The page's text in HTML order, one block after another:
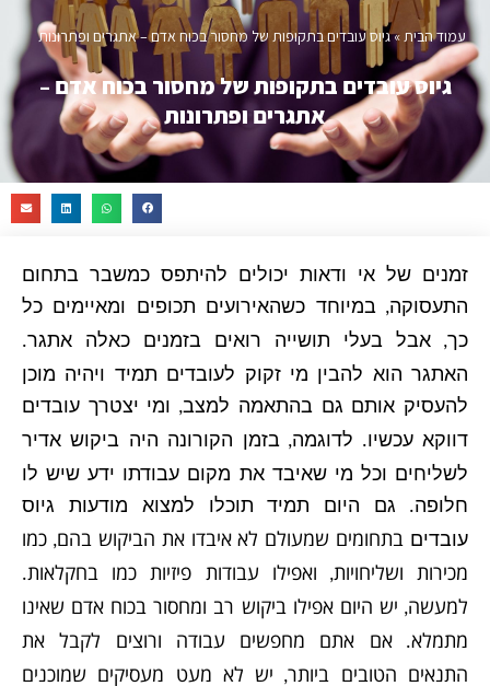
עמוד הבית»גיוס עובדים בתקופות של מחסור בכוח אדם – אתגרים ופתרונות
גיוס עובדים בתקופות של מחסור בכוח אדם –
אתגרים ופתרונות
זמנים של אי ודאות יכולים להיתפס כמשבר בתחום
התעסוקה,במיוחד כשהאירועים תכופים ומאיימים כל
כך, אבל בעלי תושייה רואים בזמנים כאלה אתגר.
האתגר הוא להבין מי זקוק לעובדים תמיד ויהיה מוכן
להעסיק אותם גם בהתאמה למצב, ומי יצטרך עובדים
דווקא עכשיו. לדוגמה,בזמן הקורונה היה ביקוש אדיר
לשליחים וכל מי שאיבד את מקום עבודתו ידע שיש לו
חלופה. גם היום תמיד תוכלו למצוא מודעות גיוס
עובדים בתחומים שמעולם לא איבדו את הביקוש בהם, כמו
מכירות ושליחויות, ואפילו עבודות פיזיות כמו בחקלאות.
למעשה, יש היום אפילו ביקוש רב ומחסור בכוח אדם שאינו
מתמלא.אם אתם מחפשים עבודה ורוצים לקבל את
התנאים הטובים ביותר, יש לא מעט מעסיקים שמוכנים